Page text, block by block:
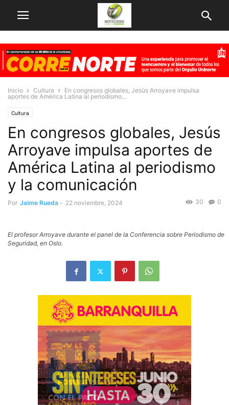
Inicio Cultura
En congresos globales, Jesús Arroyave impulsa
aportes de América Latina al periodismo...
Cultura
En congresos globales, Jesús
Arroyave impulsa aportes de
América Latina al periodismo
y la comunicación
Por Jaime Rueda - 22 noviembre, 2024 0
30
El profesor Arroyave durante el panel de la Conferencia sobre Periodismo de
Seguridad, en Oslo.